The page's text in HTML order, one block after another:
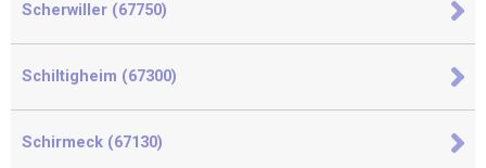
Scherwiller (67750)
Schiltigheim (67300)
Schirmeck (67130)